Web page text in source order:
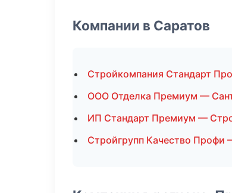
Компании в Саратов
Стройкомпания Стандарт
ООО Отделка Премиум —
ИП Стандарт Премиум —
Стройгрупп Качество Профи